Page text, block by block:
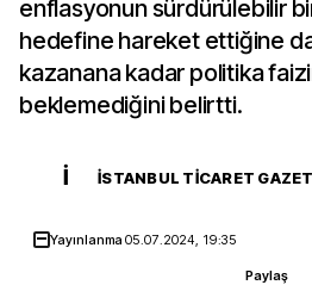
enflasyonun sürdürülebilir
hedefine hareket ettiğine
kazanana kadar politika
beklemediğini belirtti.
İ İSTANBUL TICARET
Yayınlanma05.07.2024, 19:35
Paylaş